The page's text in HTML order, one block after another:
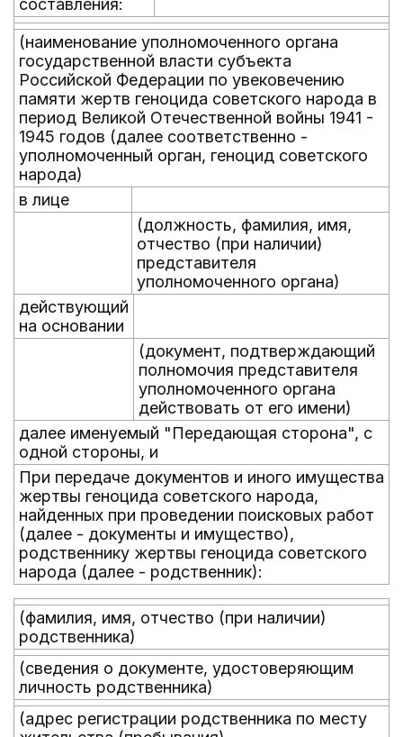
составления:
(наименование уполномоченного органа
государственной власти субъекта
Российской Федерации по увековечению
памяти жертв геноцида советского народа в
период Великой Отечественной войны 1941 -
1945 годов (далее соответственно -
уполномоченный орган, геноцид советского
народа)
в лице
(должность, фамилия, имя,
отчество (при наличии)
представителя
уполномоченного органа)
действующий
на основании
(документ, подтверждающий
полномочия представителя
уполномоченного органа
действовать от его имени)
далее именуемый "Передающая сторона", с
одной стороны, и
При передаче документов и иного имущества
жертвы геноцида советского народа,
найденных при проведении поисковых работ
(далее - документы и имущество),
родственнику жертвы геноцида советского
народа (далее - родственник):
(фамилия, имя, отчество (при наличии)
родственника)
(сведения о документе, удостоверяющим
личность родственника)
(адрес регистрации родственника по месту